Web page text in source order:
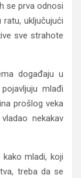
se prva odnosi
ratu, uključujući
sve strahote
događaju u
mlađi
prošlog veka
nekakav
mladi, koji
treba da se